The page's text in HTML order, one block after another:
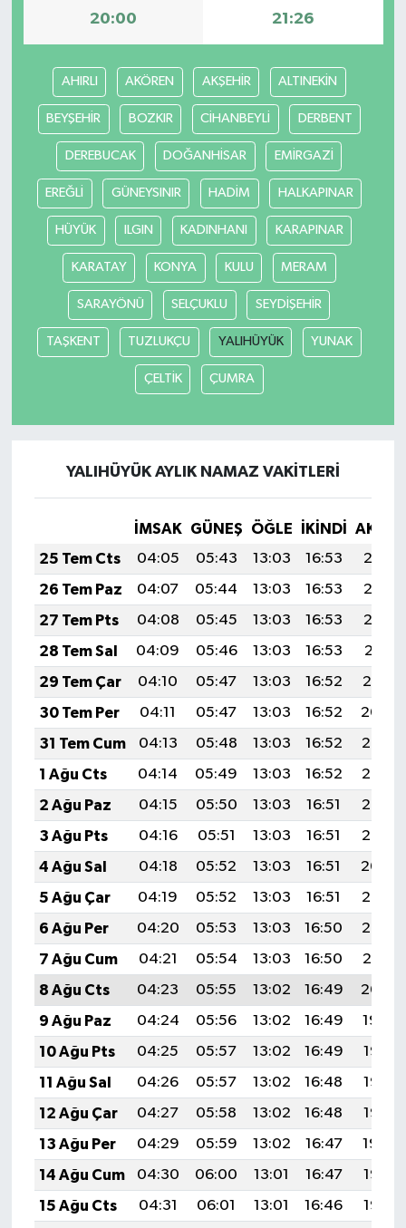
20:00 21:26
AHIRLI AKÖREN AKŞEHİR ALTINEKİN
BEYŞEHİR BOZKIR CİHANBEYLİ DERBENT
DEREBUCAK DOĞANHİSAR EMİRGAZİ
EREĞLİ GÜNEYSINIR HADİM HALKAPINAR
HÜYÜK ILGIN KADINHANI KARAPINAR
KARATAY KONYA KULU MERAM
SARAYÖNÜ SELÇUKLU SEYDİŞEHİR
TAŞKENT TUZLUKÇU YALIHÜYÜK YUNAK
ÇELTİK ÇUMRA
YALIHÜYÜK AYLIK NAMAZ VAKITLERI
İMSAK GÜNEŞ ÖĞLE İKINDI
25 Tem Cts
04:05 05:43 13:03 16:53
20:13
26 Tem Paz
04:07 05:44 13:03 16:53
20:12
27 Tem Pts
04:08 05:45 13:03 16:53
20:12
28 Tem Sal
04:09 05:46 13:03 16:53
20:11
29 Tem Çar
04:10 05:47 13:03 16:52
20:10
30 Tem Per
04:11 05:47 13:03 16:52
20:09
31 Tem Cum
04:13 05:48 13:03 16:52
20:08
1 Ağu Cts
04:14 05:49 13:03 16:52
20:07
2 Ağu Paz
04:15 05:50 13:03 16:51
20:06
3 Ağu Pts
04:16 05:51 13:03 16:51
20:05
4 Ağu Sal
04:18 05:52 13:03 16:51
20:04
5 Ağu Çar
04:19 05:52 13:03 16:51
20:03
6 Ağu Per
04:20 05:53 13:03 16:50
20:02
7 Ağu Cum
04:21 05:54 13:03 16:50
20:01
8 Ağu Cts
04:23 05:55 13:02 16:49
20:00
9 Ağu Paz
04:24 05:56 13:02 16:49
19:59
10 Ağu Pts
04:25 05:57 13:02 16:49
19:58
11 Ağu Sal
04:26 05:57 13:02 16:48
19:57
12 Ağu Çar
04:27 05:58 13:02 16:48
19:55
13 Ağu Per
04:29 05:59 13:02 16:47
19:54
14 Ağu Cum
04:30 06:00 13:01 16:47
19:53
15 Ağu Cts
04:31 06:01 13:01 16:46
19:52